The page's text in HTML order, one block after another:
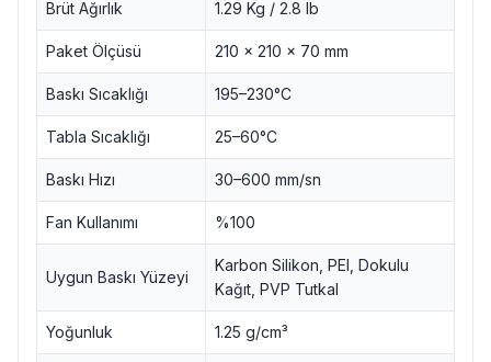
Brüt Ağırlık 1.29 Kg / 2.8 lb
Paket Ölçüsü 210 x 210 x 70 mm
Baskı Sıcaklığı 195–230°C
Tabla Sıcaklığı 25–60°C
Baskı Hızı 30–600 mm/sn
Fan Kullanımı %100
Uygun Baskı Yüzeyi
Karbon Silikon, PEI, Dokulu
Kağıt, PVP Tutkal
Yoğunluk 1.25 g/cm³